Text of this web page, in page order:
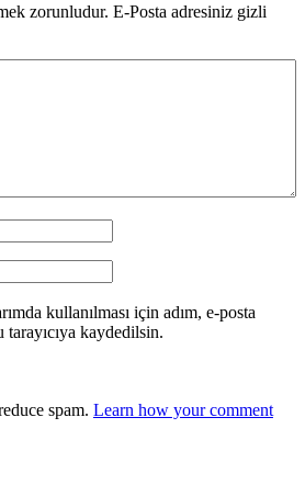
zorunludur. E-Posta adresiniz gizli
kullanılması için adım, e-posta
kaydedilsin.
spam. Learn how your comment